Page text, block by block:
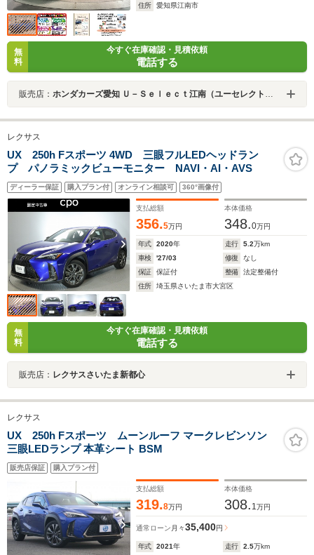
住所
愛知県江南市
無
料
今すぐ在庫確認・見積依頼
電話する
販売店： ホンダカーズ愛知 Ｕ－Ｓｅｌｅｃｔ江南（ユーセレクト江南）
レクサス
UX 250h Fスポーツ 4WD 三眼フルLEDヘッドラン
プ パノラミックビューモニター NAVI・AI・AVS
ディーラー保証 購入プラン付 オンライン相談可 360°画像付
支払総額
356.5万円
本体価格
348.0万円
年式 2020年 走行 5.2万km
車検
'27/03 修復
なし
保証
保証付 整備
法定整備付
住所
埼玉県さいたま市大宮区
無
料
今すぐ在庫確認・見積依頼
電話する
販売店： レクサスさいたま新都心
レクサス
UX 250h Fスポーツ ムーンルーフ マークレビンソン
三眼LEDランプ 本革シート BSM
販売店保証 購入プラン付
支払総額
319.8万円
本体価格
308. 1 万円
通常ローン 月々35,400円
年式 2021年 走行 2.5万km